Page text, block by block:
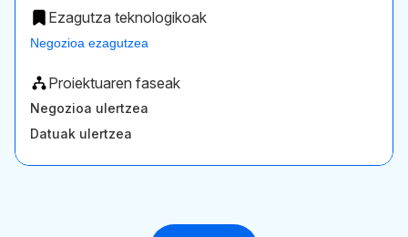
Ezagutza teknologikoak
Negozioa ezagutzea
Proiektuaren faseak
Negozioa ulertzea
Datuak ulertzea